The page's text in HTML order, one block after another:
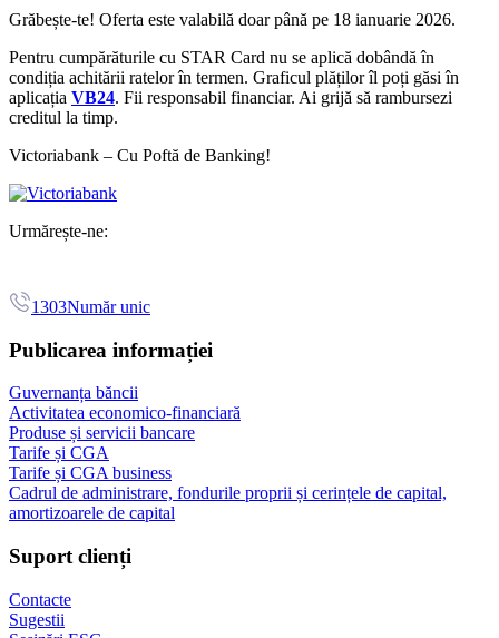
Grăbește-te! Oferta este valabilă doar până pe 18 ianuarie 2026.
Pentru cumpărăturile cu STAR Card nu se aplică dobândă în
condiția achitării ratelor în termen. Graficul plăților îl poți găsi în
aplicația VB24. Fii responsabil financiar. Ai grijă să rambursezi
creditul la timp.
Victoriabank – Cu Poftă de Banking!
Urmărește-ne:
1303Număr unic
Publicarea informației
Guvernanța băncii
Activitatea economico-financiară
Produse și servicii bancare
Tarife și CGA
Tarife și CGA business
Cadrul de administrare, fondurile proprii și cerințele de capital,
amortizoarele de capital
Suport clienți
Contacte
Sugestii